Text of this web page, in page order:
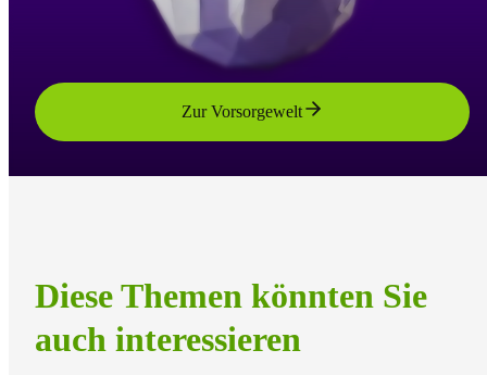
Zur Vorsorgewelt
Diese Themen könnten Sie
auch interessieren